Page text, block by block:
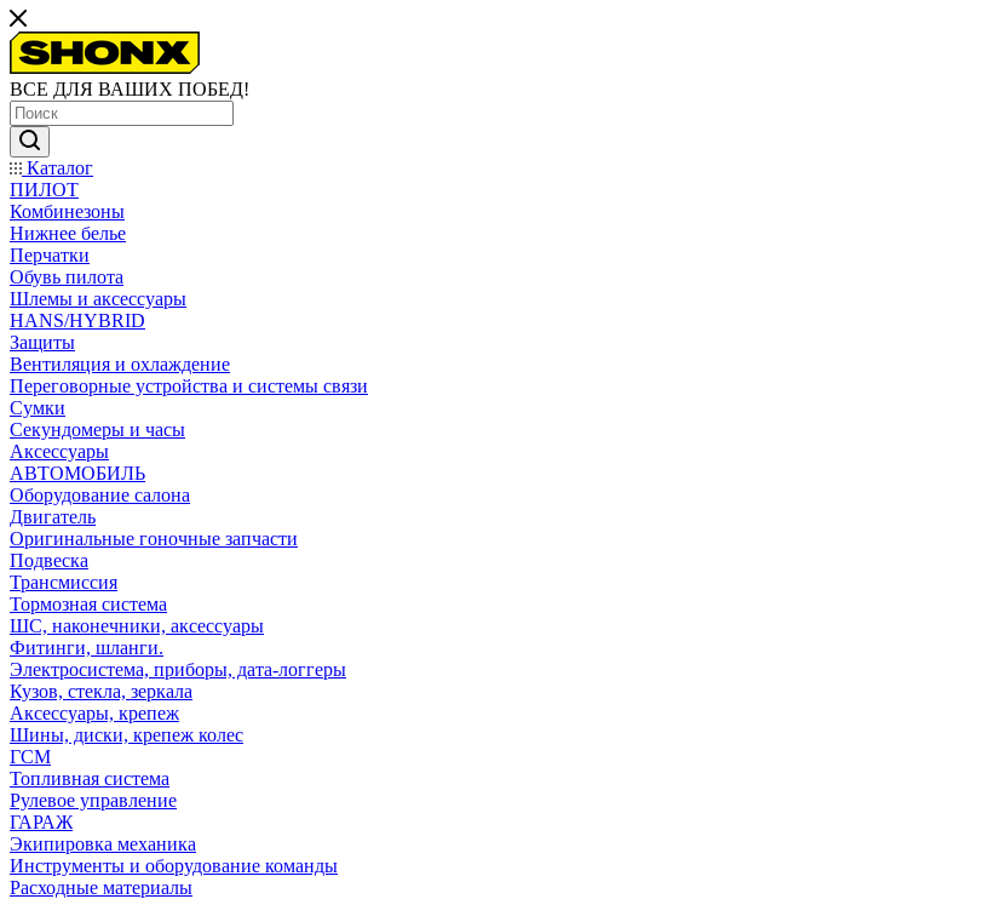
ВСЕ ДЛЯ ВАШИХ ПОБЕД!
Каталог
ПИЛОТ
Комбинезоны
Нижнее белье
Перчатки
Обувь пилота
Шлемы и аксессуары
HANS/HYBRID
Защиты
Вентиляция и охлаждение
Переговорные устройства и системы связи
Сумки
Секундомеры и часы
Аксессуары
АВТОМОБИЛЬ
Оборудование салона
Двигатель
Оригинальные гоночные запчасти
Подвеска
Трансмиссия
Тормозная система
ШС, наконечники, аксессуары
Фитинги, шланги.
Электросистема, приборы, дата-логгеры
Кузов, стекла, зеркала
Аксессуары, крепеж
Шины, диски, крепеж колес
ГСМ
Топливная система
Рулевое управление
ГАРАЖ
Экипировка механика
Инструменты и оборудование команды
Расходные материалы